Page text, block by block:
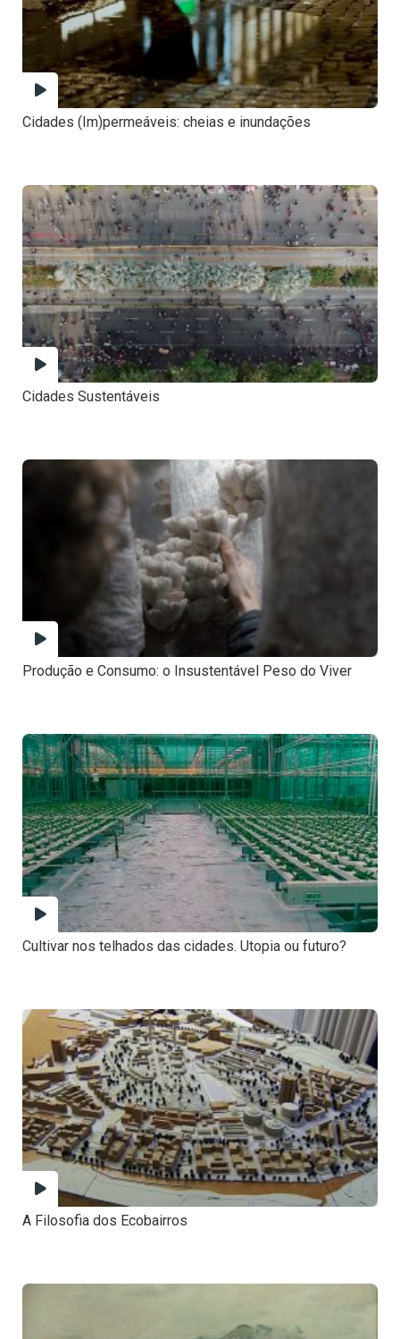
Cidades (Im)permeáveis: cheias e inundações
Cidades Sustentáveis
Produção e Consumo: o Insustentável Peso do Viver
Cultivar nos telhados das cidades. Utopia ou futuro?
A Filosofia dos Ecobairros